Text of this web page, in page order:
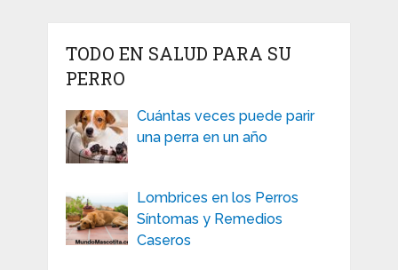
TODO EN SALUD PARA SU
PERRO
Cuántas veces puede parir
una perra en un año
Lombrices en los Perros
Síntomas y Remedios
Caseros